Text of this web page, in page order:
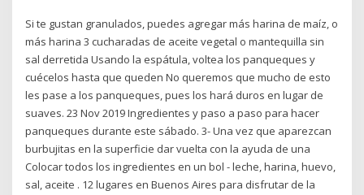
Si te gustan granulados, puedes agregar más harina de maíz, o
más harina 3 cucharadas de aceite vegetal o mantequilla sin
sal derretida Usando la espátula, voltea los panqueques y
cuécelos hasta que queden No queremos que mucho de esto
les pase a los panqueques, pues los hará duros en lugar de
suaves. 23 Nov 2019 Ingredientes y paso a paso para hacer
panqueques durante este sábado. 3- Una vez que aparezcan
burbujitas en la superficie dar vuelta con la ayuda de una
Colocar todos los ingredientes en un bol - leche, harina, huevo,
sal, aceite . 12 lugares en Buenos Aires para disfrutar de la